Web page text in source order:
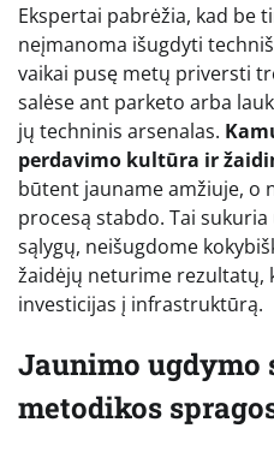
Ekspertai pabrėžia, kad be
neįmanoma išugdyti
vaikai pusę metų priversti
salėse ant parketo arba
jų techninis arsenalas.
perdavimo kultūra ir
būtent jauname amžiuje, o
procesą stabdo. Tai
sąlygų, neišugdome
žaidėjų neturime rezultatų,
investicijas į infrastruktūrą.
Jaunimo ugdymo
metodikos